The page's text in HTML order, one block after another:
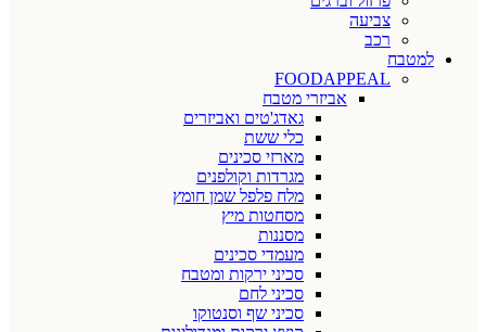
צביעה
רכב
למטבח
FOODAPPEAL
אביזרי מטבח
גאדג'טים ואביזרים
כלי ששת
מארזי סכינים
מגרדות וקולפנים
מלח פלפל שמן חומץ
מסחטות מיץ
מסננות
מעמדי סכינים
סכיני ירקות ומטבח
סכיני לחם
סכיני שף וסנטוקו